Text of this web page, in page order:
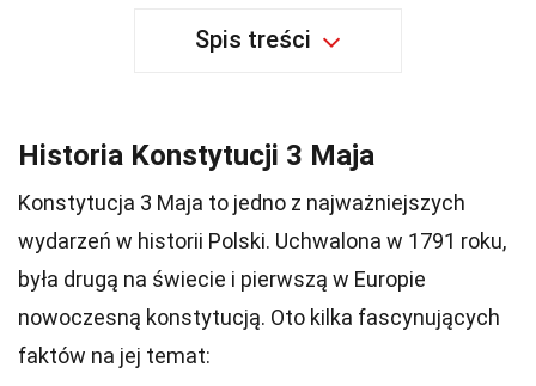
Spis treści
Historia Konstytucji 3 Maja
Konstytucja 3 Maja to jedno z najważniejszych
wydarzeń w historii Polski. Uchwalona w 1791 roku,
była drugą na świecie i pierwszą w Europie
nowoczesną konstytucją. Oto kilka fascynujących
faktów na jej temat: